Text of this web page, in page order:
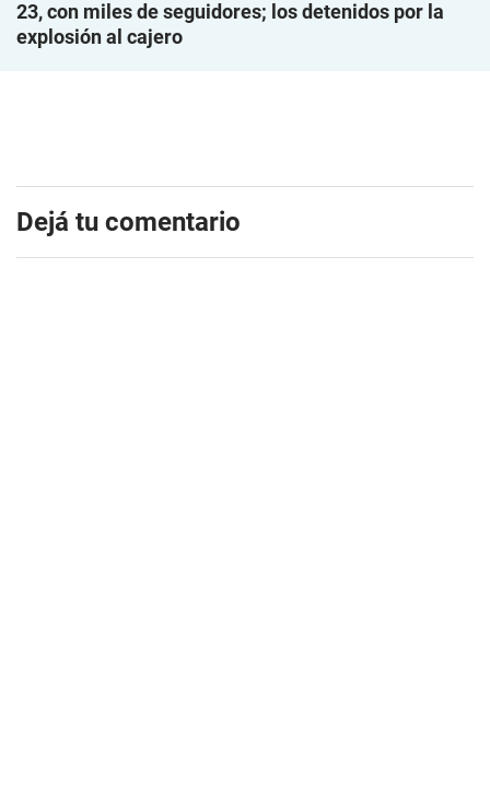
23, con miles de seguidores; los detenidos por la
explosión al cajero
Dejá tu comentario